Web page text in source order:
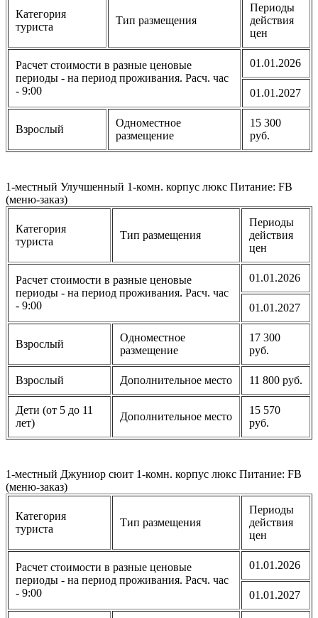
Категория
туриста
Тип размещения
Периоды
действия
цен
Расчет стоимости в разные ценовые
периоды - на период проживания. Расч. час
- 9:00
01.01.2026
01.01.2027
Взрослый
Одноместное
размещение
15 300
руб.
1-местный Улучшенный 1-комн. корпус люкс Питание: FB
(меню-заказ)
Категория
туриста
Тип размещения
Периоды
действия
цен
Расчет стоимости в разные ценовые
периоды - на период проживания. Расч. час
- 9:00
01.01.2026
01.01.2027
Взрослый
Одноместное
размещение
17 300
руб.
Взрослый Дополнительное место 11 800 руб.
Дети (от 5 до 11
лет)
Дополнительное место
15 570
руб.
1-местный Джуниор сюит 1-комн. корпус люкс Питание: FB
(меню-заказ)
Категория
туриста
Тип размещения
Периоды
действия
цен
Расчет стоимости в разные ценовые
периоды - на период проживания. Расч. час
- 9:00
01.01.2026
01.01.2027